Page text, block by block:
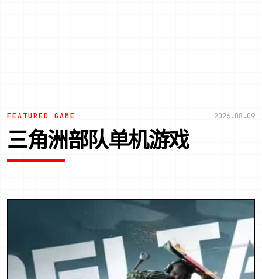
FEATURED GAME 2026.08.09
三角洲部队单机游戏